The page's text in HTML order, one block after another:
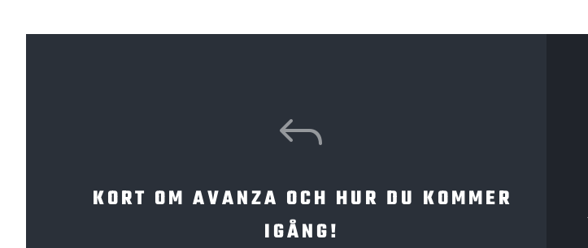
J
KORT OM AVANZA OCH HUR DU KOMMER
IGÅNG!